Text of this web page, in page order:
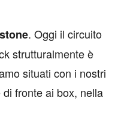
. Oggi il circuito
strutturalmente è
situati con i nostri
fronte ai box, nella